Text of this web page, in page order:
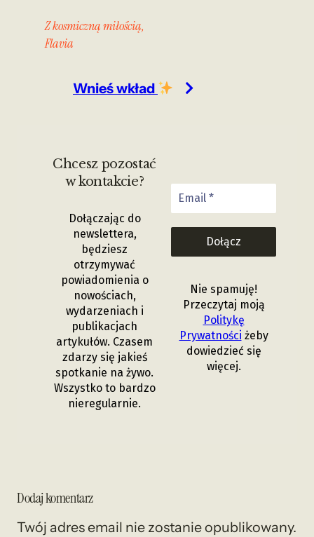
Z kosmiczną miłością,
Flavia
Wnieś wkład
Chcesz pozostać
w kontakcie?
Dołączając do
newslettera,
będziesz
otrzymywać
powiadomienia o
nowościach,
wydarzeniach i
publikacjach
artykułów. Czasem
zdarzy się jakieś
spotkanie na żywo.
Wszystko to bardzo
nieregularnie.
Nie spamuję!
Przeczytaj moją
Politykę
Prywatności żeby
dowiedzieć się
więcej.
Dodaj komentarz
Twój adres email nie zostanie opublikowany.